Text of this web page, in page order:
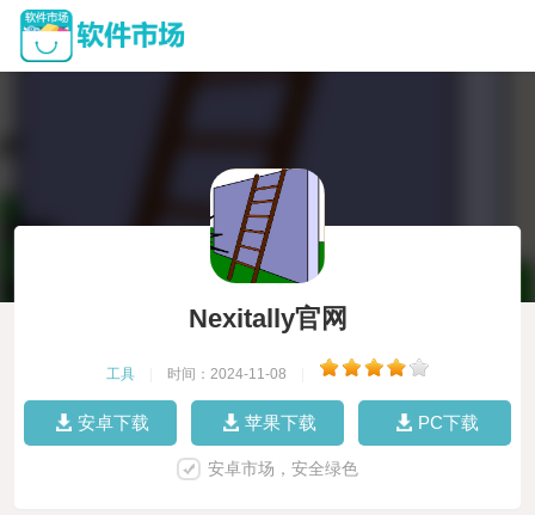
Nexitally官网
工具 时间：2024-11-08
安卓下载 苹果下载 PC下载
安卓市场，安全绿色